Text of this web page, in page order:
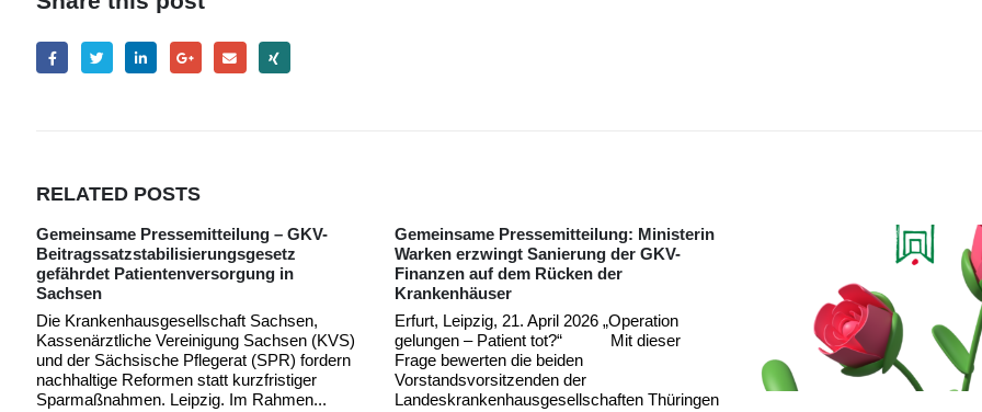
RELATED POSTS
Gemeinsame Pressemitteilung: Ministerin
Warken erzwingt Sanierung der GKV-
Finanzen auf dem Rücken der
Krankenhäuser
Erfurt, Leipzig, 21. April 2026 „Operation
gelungen – Patient tot?“ Mit dieser
Frage bewerten die beiden
Vorstandsvorsitzenden der
Landeskrankenhausgesellschaften Thüringen